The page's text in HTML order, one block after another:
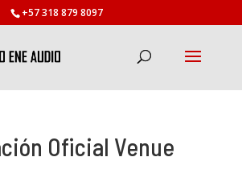
+57 318 879 8097
Oficial Venue